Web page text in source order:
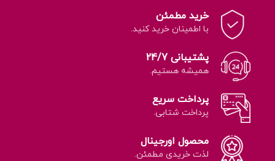
خرید مطمئن
با اطمینان خرید کنید.
پشتیبانی 24/7
همیشه هستیم.
پرداخت سریع
پرداخت شتابی.
محصول اورجینال
لذت خریدی مطمئن.